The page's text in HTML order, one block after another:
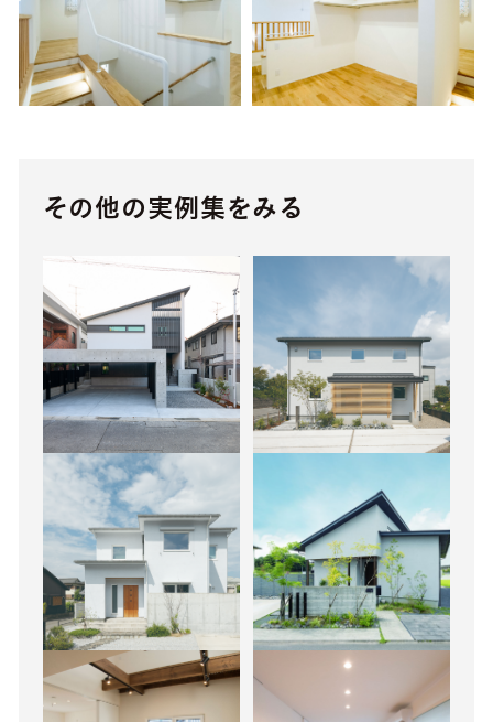
その他の実例集をみる